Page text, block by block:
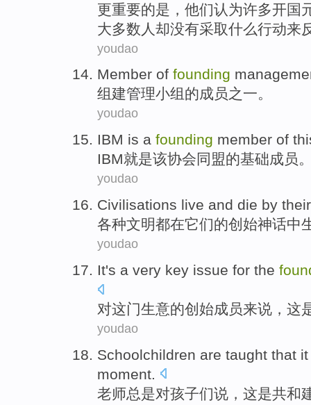
更重要的是 ， 他们认为许多开国
大多数 人却没有采取什么行动来
youdao
Member of founding
组建管理小组的成员之一。
youdao
IBM is a founding member of
IBM就是该协会同盟的基础成员
youdao
Civilisations live and die by their
各种文明都在它们的创始神话中
youdao
It's a very key issue for the
对这门生意的创始成员来说 ， 这
youdao
Schoolchildren are taught that it
moment.
老师总是对孩子们说 ， 这是共和